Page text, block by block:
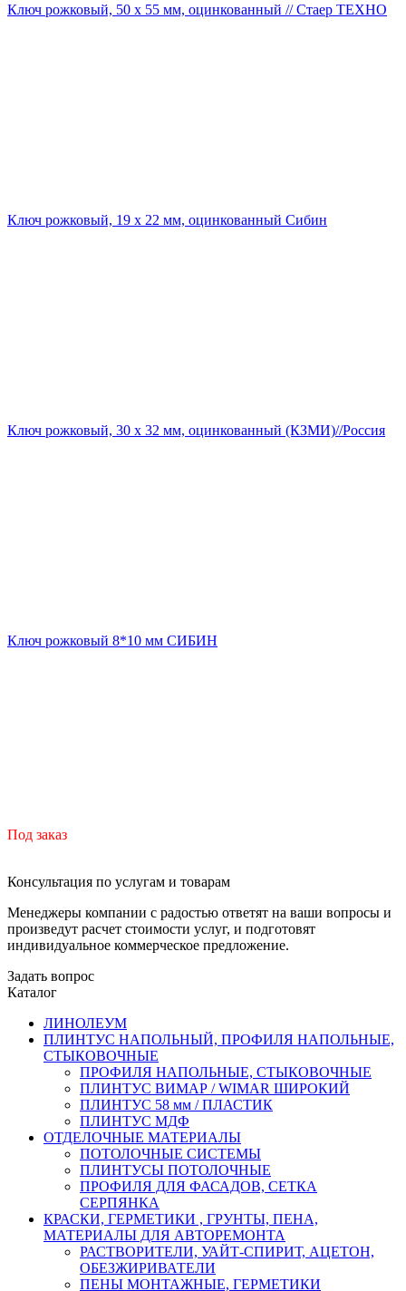
Ключ рожковый, 50 х 55 мм, оцинкованный // Стаер ТЕХНО
Ключ рожковый, 19 х 22 мм, оцинкованный Сибин
Ключ рожковый, 30 х 32 мм, оцинкованный (КЗМИ)//Россия
Ключ рожковый 8*10 мм СИБИН
Под заказ
Консультация по услугам и товарам
Менеджеры компании с радостью ответят на ваши вопросы и
произведут расчет стоимости услуг, и подготовят
индивидуальное коммерческое предложение.
Задать вопрос
Каталог
ЛИНОЛЕУМ
ПЛИНТУС НАПОЛЬНЫЙ, ПРОФИЛЯ НАПОЛЬНЫЕ,
СТЫКОВОЧНЫЕ
ПРОФИЛЯ НАПОЛЬНЫЕ, СТЫКОВОЧНЫЕ
ПЛИНТУС ВИМАР / WIMAR ШИРОКИЙ
ПЛИНТУС 58 мм / ПЛАСТИК
ПЛИНТУС МДФ
ОТДЕЛОЧНЫЕ МАТЕРИАЛЫ
ПОТОЛОЧНЫЕ СИСТЕМЫ
ПЛИНТУСЫ ПОТОЛОЧНЫЕ
ПРОФИЛЯ ДЛЯ ФАСАДОВ, СЕТКА
СЕРПЯНКА
КРАСКИ, ГЕРМЕТИКИ , ГРУНТЫ, ПЕНА,
МАТЕРИАЛЫ ДЛЯ АВТОРЕМОНТА
РАСТВОРИТЕЛИ, УАЙТ-СПИРИТ, АЦЕТОН,
ОБЕЗЖИРИВАТЕЛИ
ПЕНЫ МОНТАЖНЫЕ, ГЕРМЕТИКИ